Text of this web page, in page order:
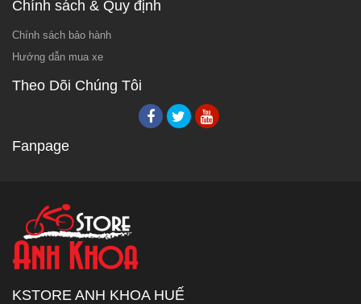
Chính sách & Quy định
Chính sách bảo hành
Hướng dẫn mua xe
Theo Dõi Chúng Tôi
Fanpage
KSTORE ANH KHOA HUẾ